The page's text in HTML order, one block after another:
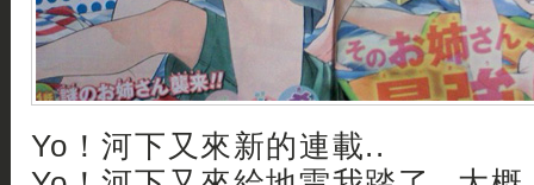
Yo！河下又來新的連載..